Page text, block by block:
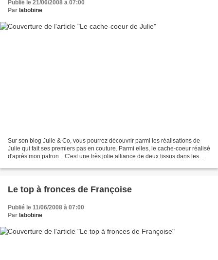
Publié le 21/06/2008 à 07:00
Par labobine
Sur son blog Julie & Co, vous pourrez découvrir parmi les réalisations de
Julie qui fait ses premiers pas en couture. Parmi elles, le cache-coeur réalisé
d'après mon patron... C'est une très jolie alliance de deux tissus dans les
Le top à fronces de Françoise
Publié le 11/06/2008 à 07:00
Par labobine